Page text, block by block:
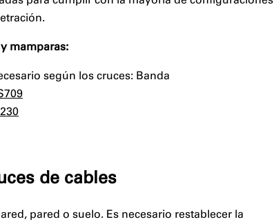
mamparas:
según los cruces: Banda
de cables
pared o suelo. Es necesario restablecer la